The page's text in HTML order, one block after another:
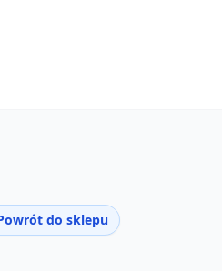
do sklepu